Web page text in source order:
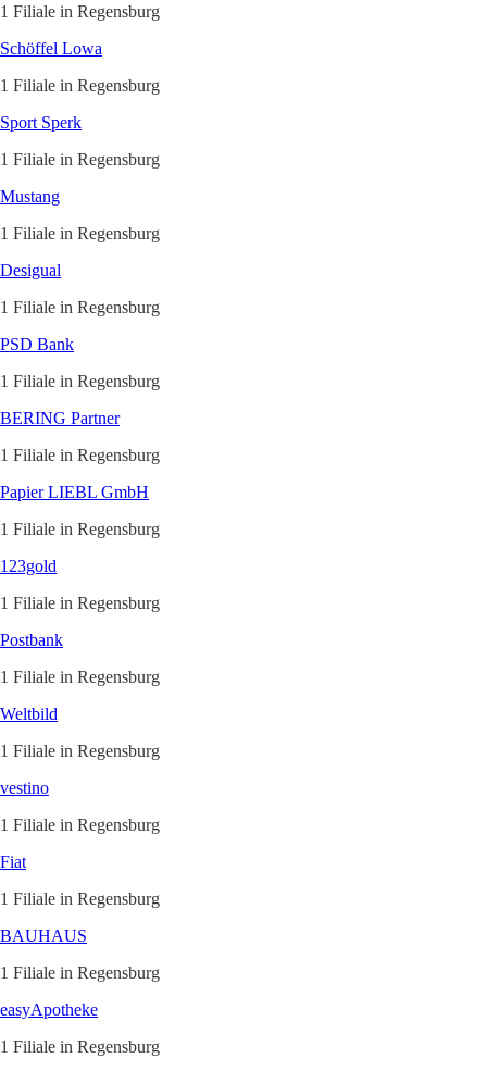
1 Filiale in Regensburg
Schöffel Lowa
1 Filiale in Regensburg
Sport Sperk
1 Filiale in Regensburg
Mustang
1 Filiale in Regensburg
Desigual
1 Filiale in Regensburg
PSD Bank
1 Filiale in Regensburg
BERING Partner
1 Filiale in Regensburg
Papier LIEBL GmbH
1 Filiale in Regensburg
123gold
1 Filiale in Regensburg
Postbank
1 Filiale in Regensburg
Weltbild
1 Filiale in Regensburg
vestino
1 Filiale in Regensburg
Fiat
1 Filiale in Regensburg
BAUHAUS
1 Filiale in Regensburg
easyApotheke
1 Filiale in Regensburg